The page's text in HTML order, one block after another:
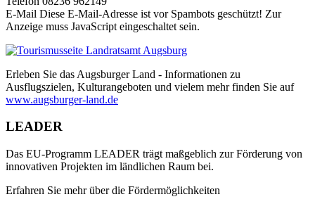
E-Mail Diese E-Mail-Adresse ist vor Spambots geschützt! Zur
Anzeige muss JavaScript eingeschaltet sein.
Erleben Sie das Augsburger Land - Informationen zu
Ausflugszielen, Kulturangeboten und vielem mehr finden Sie auf
www.augsburger-land.de
LEADER
Das EU-Programm LEADER trägt maßgeblich zur Förderung von
innovativen Projekten im ländlichen Raum bei.
Erfahren Sie mehr über die Fördermöglichkeiten